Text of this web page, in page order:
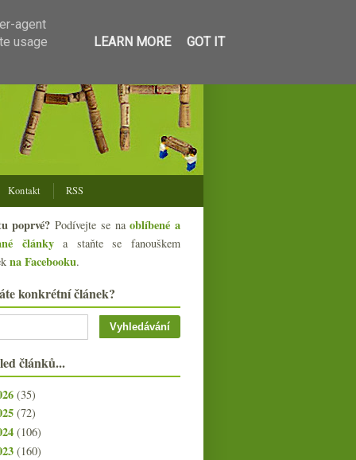
Kontakt RSS
poprvé? Podívejte se naoblíbené a
článkya staňte se fanouškem
na Facebooku.
konkrétní článek?
článků...
(35)
(72)
(106)
(160)
agent
usage
LEARN MORE GOT IT